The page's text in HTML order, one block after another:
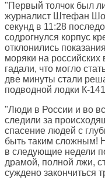
"Первый толчок был
журналист Штефан
секунд в 11:28
содрогнулся корпус
отклонились
моряки на
гадали, что могло
две минуты стали
подводной лодки К-
"Люди в России и во
следили за
спасение людей с
быть таким сложным!
в следующие недели
драмой, полной лжи,
суждено закончиться